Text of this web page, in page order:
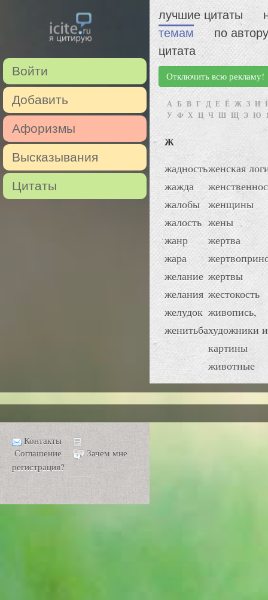
Войти
Добавить
Афоризмы
Высказывания
Цитаты
лучшие цитаты
темам
по автору
цитата
Отключить всю рекламу!
А Б В Г Д Е Ё Ж З И
У Ф Х Ц Ч Ш Щ Э Ю
Ж
жадность
жажда
жалобы
жалость
жанр
жара
желание
желания
желудок
женитьба
женская
женщины
жены
жертва
жертвы
жестокость
живопись,
художники и
картины
животные
Контакты
Соглашение
Зачем мне
регистрация?